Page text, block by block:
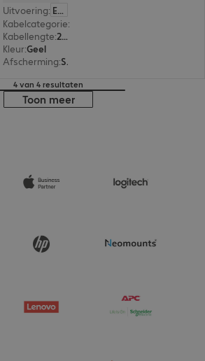
Uitvoering: Europa
Kabelcategorie:
Kabellengte: 2 m
Kleur:Geel
Afscherming: S/FTP (PIMF)
4 van 4 resultaten
Toon meer